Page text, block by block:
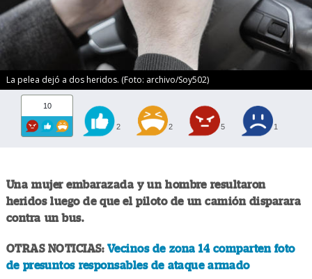
La pelea dejó a dos heridos. (Foto: archivo/Soy502)
10
2 2 5 1
Una mujer embarazada y un hombre resultaron
heridos luego de que el piloto de un camión disparara
contra un bus.
OTRAS NOTICIAS: Vecinos de zona 14 comparten foto
de presuntos responsables de ataque armado